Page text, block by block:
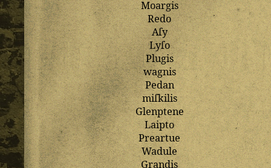
Moargis
Redo
Aſy
Lyſo
Plugis
wagnis
Pedan
miſkilis
Glenptene
Laipto
Preartue
Wadule
Grandis